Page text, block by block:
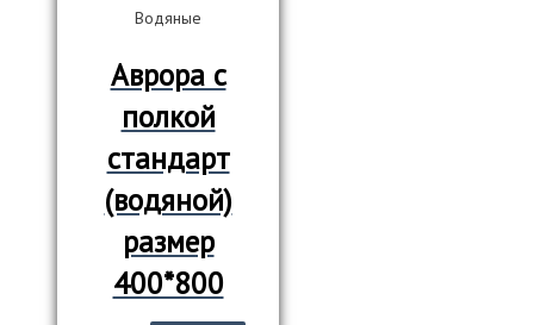
Водяные
Аврора с
полкой
стандарт
(водяной)
размер
400*800